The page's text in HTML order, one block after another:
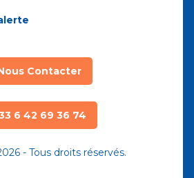
Contacter
6 42 69 36 74
- Tous droits réservés.